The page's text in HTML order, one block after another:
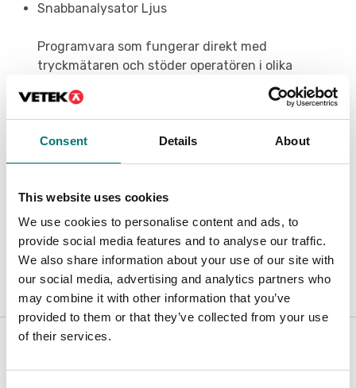
Consent Details About
This website uses cookies
We use cookies to personalise content and ads, to
provide social media features and to analyse our traffic.
We also share information about your use of our site with
our social media, advertising and analytics partners who
may combine it with other information that you’ve
provided to them or that they’ve collected from your use
of their services.
Snabbanalysator Ljus
Programvara som fungerar direkt med
tryckmätaren och stöder operatören i olika
testfunktioner som, analys, över tid övervakning,
datalagring, hantering, överföring av data till
Microsoft Excel och så vidare.
Dokument
Datasheet-DMM2.EN .pdf Ladda ner
Är tillbehör till
Visar1/1